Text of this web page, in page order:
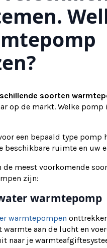
soorten
op de markt. Welke pomp
een bepaald type pomp
beschikbare ruimte en uw
de meest voorkomende
zijn:
warmtepomp
warmtepompen
aan de lucht en
naar je